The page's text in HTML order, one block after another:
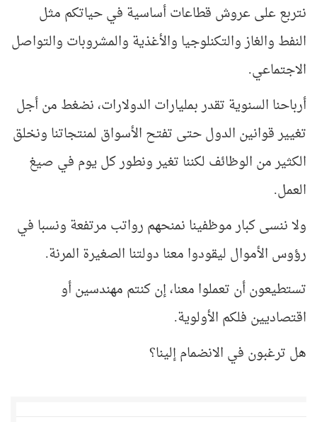
نتربع على عروش قطاعات أساسية في حياتكم مثل
النفط والغاز والتكنلوجيا والأغذية والمشروبات والتواصل
الاجتماعي.
أرباحنا السنوية تقدر بمليارات الدولارات، نضغط من أجل
تغيير قوانين الدول حتى تفتح الأسواق لمنتجاتنا ونخلق
الكثير من الوظائف لكننا تغير ونطور كل يوم في صيغ
العمل.
ولا ننسى كبار موظفينا نمنحهم رواتب مرتفعة ونسبا في
رؤوس الأموال ليقودوا معنا دولتنا الصغيرة المرنة.
تستطيعون أن تعملوا معنا، إن كنتم مهندسين أو
اقتصاديين فلكم الأولوية.
هل ترغبون في الانضمام إلينا؟